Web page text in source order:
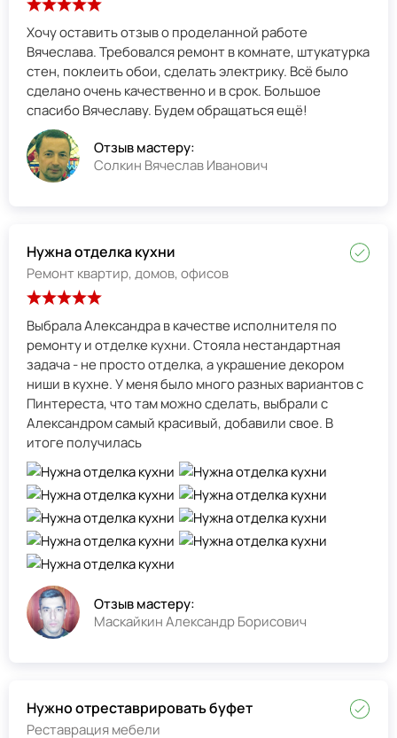
Хочу оставить отзыв о проделанной работе
Вячеслава. Требовался ремонт в комнате, штукатурка
стен, поклеить обои, сделать электрику. Всё было
сделано очень качественно и в срок. Большое
спасибо Вячеславу. Будем обращаться ещё!
Отзыв мастеру:
Солкин Вячеслав Иванович
Нужна отделка кухни
Ремонт квартир, домов, офисов
Выбрала Александра в качестве исполнителя по
ремонту и отделке кухни. Стояла нестандартная
задача - не просто отделка, а украшение декором
ниши в кухне. У меня было много разных вариантов с
Пинтереста, что там можно сделать, выбрали с
Александром самый красивый, добавили свое. В
итоге получилась
Отзыв мастеру:
Маскайкин Александр Борисович
Нужно отреставрировать буфет
Реставрация мебели